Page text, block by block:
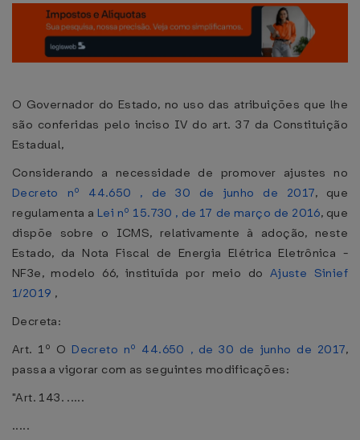
O Governador do Estado, no uso das atribuições que lhe
são conferidas pelo inciso IV do art. 37 da Constituição
Estadual,
Considerando a necessidade de promover ajustes no
Decreto nº 44.650 , de 30 de junho de 2017, que
regulamenta a Lei nº 15.730 , de 17 de março de 2016, que
dispõe sobre o ICMS, relativamente à adoção, neste
Estado, da Nota Fiscal de Energia Elétrica Eletrônica -
NF3e, modelo 66, instituída por meio do Ajuste Sinief
1/2019 ,
Decreta:
Art. 1º O Decreto nº 44.650 , de 30 de junho de 2017,
passa a vigorar com as seguintes modificações:
"Art. 143. .....
.....